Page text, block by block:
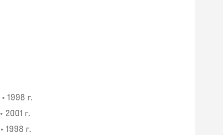
• 1998 г.
• 2001 г.
• 1998 г.